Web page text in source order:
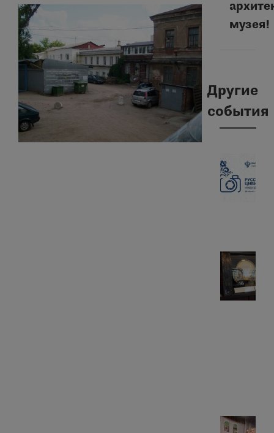
музея!
Другие
события